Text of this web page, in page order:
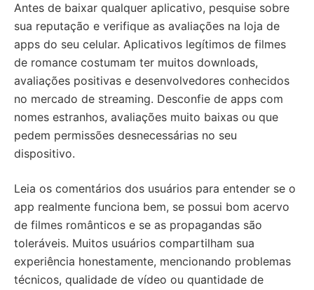
Antes de baixar qualquer aplicativo, pesquise sobre
sua reputação e verifique as avaliações na loja de
apps do seu celular. Aplicativos legítimos de filmes
de romance costumam ter muitos downloads,
avaliações positivas e desenvolvedores conhecidos
no mercado de streaming. Desconfie de apps com
nomes estranhos, avaliações muito baixas ou que
pedem permissões desnecessárias no seu
dispositivo.
Leia os comentários dos usuários para entender se o
app realmente funciona bem, se possui bom acervo
de filmes românticos e se as propagandas são
toleráveis. Muitos usuários compartilham sua
experiência honestamente, mencionando problemas
técnicos, qualidade de vídeo ou quantidade de